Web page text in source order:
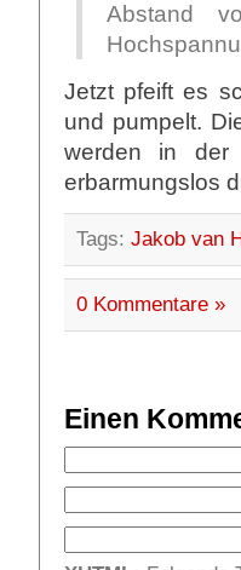
Abstand
Jetzt pfeift es
und pumpelt.
werden in der
erbarmungslos
Tags: Jakob van
0 Kommentare »
Einen